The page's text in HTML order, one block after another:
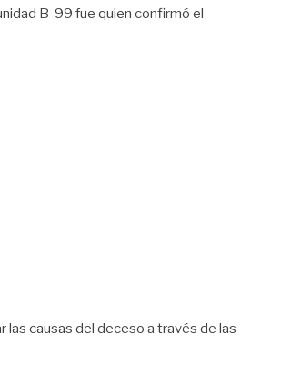
B-99 fue quien confirmó el
las causas del deceso a través de las